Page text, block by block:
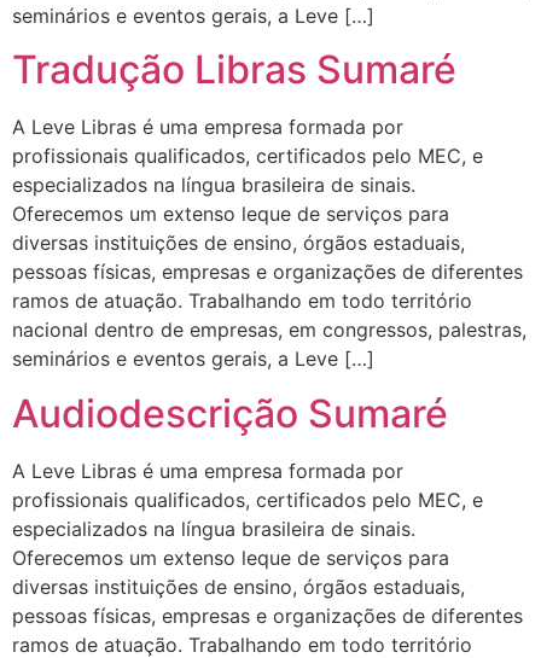
seminários e eventos gerais, a Leve […]
Tradução Libras Sumaré
A Leve Libras é uma empresa formada por
profissionais qualificados, certificados pelo MEC, e
especializados na língua brasileira de sinais.
Oferecemos um extenso leque de serviços para
diversas instituições de ensino, órgãos estaduais,
pessoas físicas, empresas e organizações de diferentes
ramos de atuação. Trabalhando em todo território
nacional dentro de empresas, em congressos, palestras,
seminários e eventos gerais, a Leve […]
Audiodescrição Sumaré
A Leve Libras é uma empresa formada por
profissionais qualificados, certificados pelo MEC, e
especializados na língua brasileira de sinais.
Oferecemos um extenso leque de serviços para
diversas instituições de ensino, órgãos estaduais,
pessoas físicas, empresas e organizações de diferentes
ramos de atuação. Trabalhando em todo território